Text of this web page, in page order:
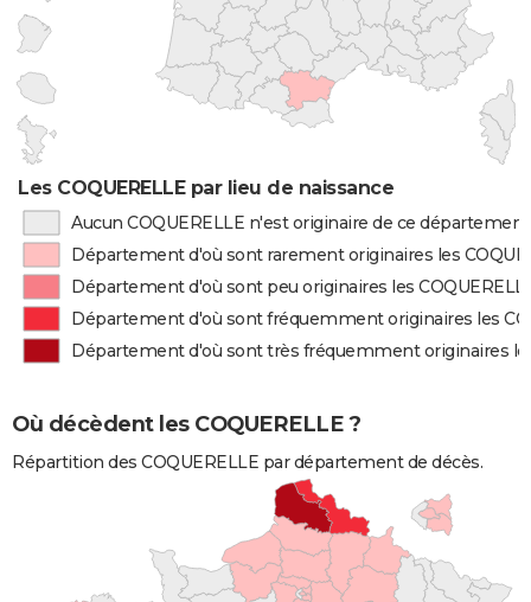
Les COQUERELLE par lieu de naissance
Aucun COQUERELLE n'est originaire de ce département
Département d'où sont rarement originaires les
Département d'où sont peu originaires les
Département d'où sont fréquemment originaires les
Département d'où sont très fréquemment originaires
Où décèdent les COQUERELLE ?
Répartition des COQUERELLE par département de décès.